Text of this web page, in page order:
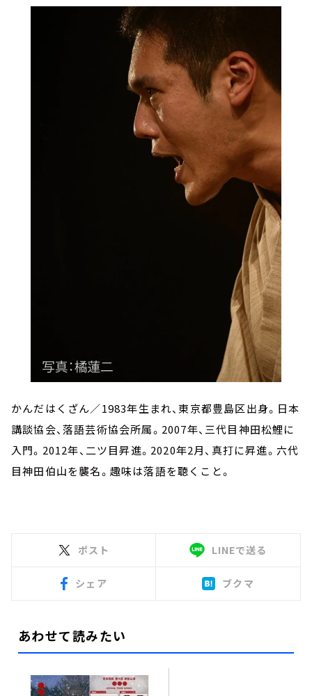
かんだはくざん／1983年生まれ、東京都豊島区出身。日本
講談協会、落語芸術協会所属。2007年、三代目神田松鯉に
入門。2012年、二ツ目昇進。2020年2月、真打に昇進。六代
目神田伯山を襲名。趣味は落語を聴くこと。
ポスト LINEで送る
シェア ブクマ
あわせて読みたい